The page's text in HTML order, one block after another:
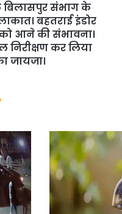
संभाग के
बहतराई इंडोर
आने की संभावना।
कर लिया
जायजा।